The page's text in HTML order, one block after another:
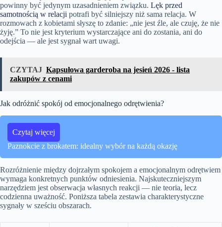
powinny być jedynym uzasadnieniem związku. Lęk przed
samotnością w relacji potrafi być silniejszy niż sama relacja. W
rozmowach z kobietami słyszę to zdanie: „nie jest źle, ale czuję, że nie
żyję.” To nie jest kryterium wystarczające ani do zostania, ani do
odejścia — ale jest sygnał wart uwagi.
CZYTAJ Kapsułowa garderoba na jesień 2026 - lista
zakupów z cenami
Jak odróżnić spokój od emocjonalnego odrętwienia?
Czytaj więcej
Paznokcie z brokatem: idealny wybór na każdą okazję
Rozróżnienie między dojrzałym spokojem a emocjonalnym odrętwiem
wymaga konkretnych punktów odniesienia. Najskuteczniejszym
narzędziem jest obserwacja własnych reakcji — nie teoria, lecz
codzienna uważność. Poniższa tabela zestawia charakterystyczne
sygnały w sześciu obszarach.